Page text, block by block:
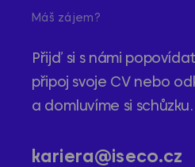
Máš zájem?
Přijď si s námi
připoj svoje CV nebo
a domluvíme si schůzku.
kariera@iseco.cz